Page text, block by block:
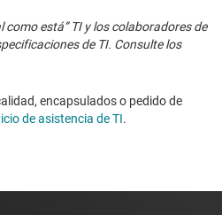
está” TI y los colaboradores de
de TI. Consulte los
encapsulados o pedido de
de asistencia de TI. ​​​​​​​​​​​​​​